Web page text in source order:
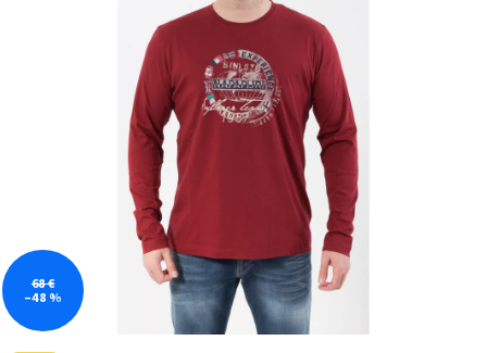
hviezdičiek.
68 €
–48 %